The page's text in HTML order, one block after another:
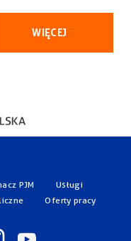
WIĘCEJ
PJM
Usługi
Oferty pracy